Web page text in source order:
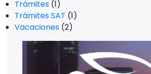
Trámites (1)
Trámites SAT (1)
Vacaciones (2)